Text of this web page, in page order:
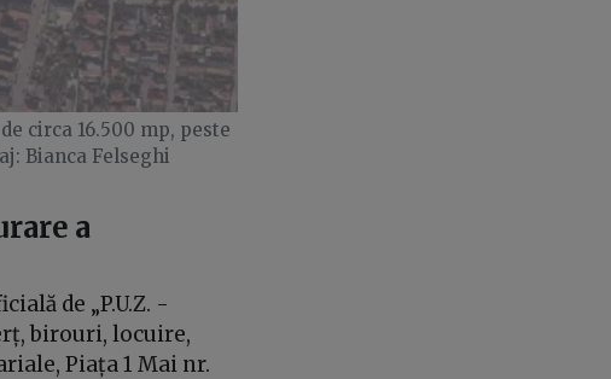
circa 16.500 mp, peste
Bianca Felseghi
a
de „P.U.Z. -
birouri, locuire,
Piața 1 Mai nr.